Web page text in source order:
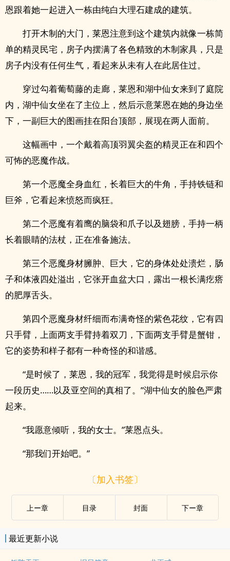
恩跟着她一起进入一栋由纯白大理石建成的建筑。
打开木制的大门，莱恩注意到这个建筑内就像一栋简
单的精灵民宅，房子内摆满了各色精致的木制家具，只是
房子内没有任何生气，看起来从未有人在此居住过。
穿过勾着葡萄藤的走廊，莱恩和湖中仙女来到了庭院
内，湖中仙女坐在了主位上，然后示意莱恩在她的身边坐
下，一副巨大的图画挂在阳台顶部，展现在两人面前。
这幅画中，一个戴着高顶羽翼尖盔的精灵正在和四个
可怖的恶魔作战。
第一个恶魔全身血红，长着巨大的牛角，手持铁链和
巨斧，它看起来愤怒而疯狂。
第二个恶魔有着鹰的脑袋和爪子以及翅膀，手持一柄
长着眼睛的法杖，正在准备施法。
第三个恶魔身材臃肿、巨大，它的身体处处溃烂，肠
子和体液四处溢出，它张开血盆大口，露出一根长满疙瘩
的肥厚舌头。
第四个恶魔身材纤细而布满奇怪的紫色花纹，它有四
只手臂，上面两支手臂持着双刀，下面两支手臂是蟹钳，
它的姿势和样子都有一种奇怪的和谐感。
“是时候了，莱恩，我的冠军，我觉得是时候启示你
一段历史……以及亚空间的真相了。”湖中仙女的脸色严肃
起来。
“我愿意倾听，我的女士。”莱恩点头。
“那我们开始吧。”
〔加入书签〕
上ー章 目录 封面 下ー章
最近更新小说